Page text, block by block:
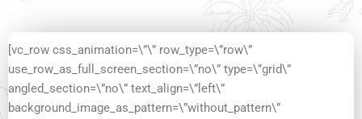
[vc_row css_animation=\”\” row_type=\”row\”
use_row_as_full_screen_section=\”no\” type=\”grid\”
angled_section=\”no\” text_align=\”left\”
background_image_as_pattern=\”without_pattern\”